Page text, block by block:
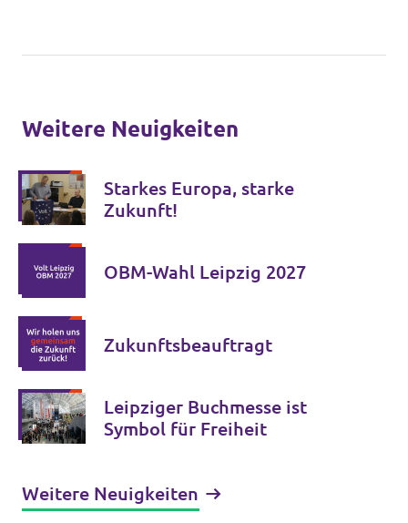
Weitere Neuigkeiten
Starkes Europa, starke
Zukunft!
OBM-Wahl Leipzig 2027
Zukunftsbeauftragt
Leipziger Buchmesse ist
Symbol für Freiheit
Weitere Neuigkeiten